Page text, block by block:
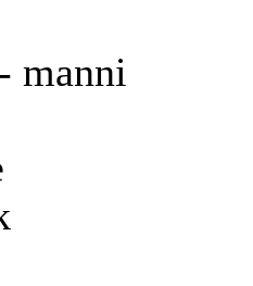
manni